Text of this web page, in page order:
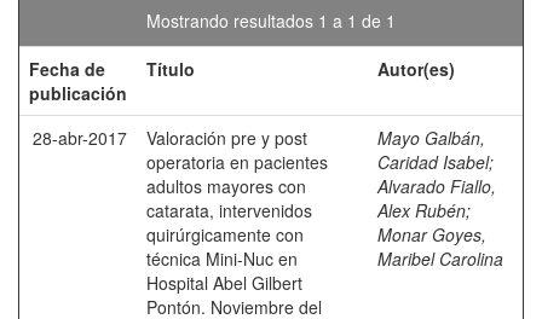
Mostrando resultados 1 a 1 de 1
Fecha de
publicación
Título Autor(es)
28-abr-2017
Valoración pre y post
operatoria en pacientes
adultos mayores con
catarata, intervenidos
quirúrgicamente con
técnica Mini-Nuc en
Hospital Abel Gilbert
Pontón. Noviembre del
Mayo Galbán,
Caridad Isabel;
Alvarado Fiallo,
Alex Rubén;
Monar Goyes,
Maribel Carolina